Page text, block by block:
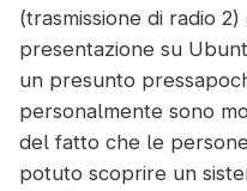
(trasmissione di radio
presentazione su
un presunto
personalmente sono
del fatto che le
potuto scoprire un